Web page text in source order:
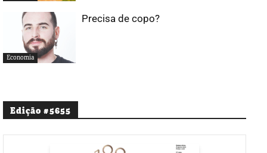
Economia
Precisa de copo?
Edição #5655